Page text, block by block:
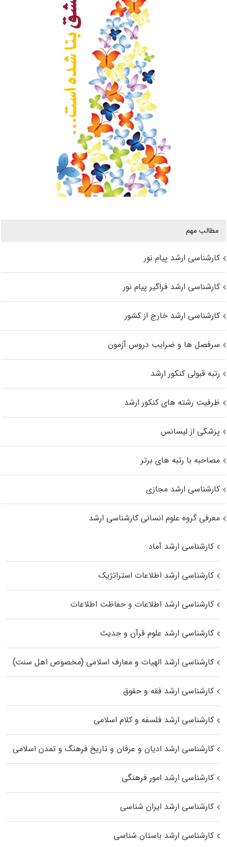
مطالب مهم
کارشناسی ارشد پیام نور
کارشناسی ارشد فراگیر پیام نور
کارشناسی ارشد خارج از کشور
سرفصل ها و ضرایب دروس آزمون
رتبه قبولی کنکور ارشد
ظرفیت رشته های کنکور ارشد
پزشکی از لیسانس
مصاحبه با رتبه های برتر
کارشناسی ارشد مجازی
معرفی گروه علوم انسانی کارشناسی ارشد
کارشناسی ارشد آماد
کارشناسی ارشد اطلاعات استراتژیک
کارشناسی ارشد اطلاعات و حفاظت اطلاعات
کارشناسی ارشد علوم قرآن و حدیث
کارشناسی ارشد الهیات و معارف اسلامی (مخصوص اهل سنت)
کارشناسی ارشد فقه و حقوق
کارشناسی ارشد فلسفه و کلام اسلامی
کارشناسی ارشد ادیان و عرفان و تاریخ فرهنگ و تمدن اسلامی
کارشناسی ارشد امور فرهنگی
کارشناسی ارشد ایران شناسی
کارشناسی ارشد باستان شناسی